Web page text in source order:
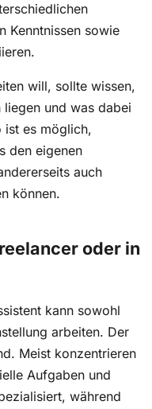
Kenntnissen sowie
will, sollte wissen,
und was dabei
ist es möglich,
den eigenen
auch
können.
oder in
kann sowohl
arbeiten. Der
Meist konzentrieren
Aufgaben und
während